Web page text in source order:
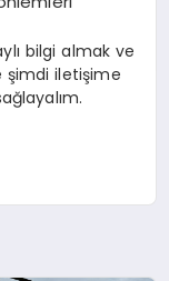
bilgi almak ve
şimdi iletişime